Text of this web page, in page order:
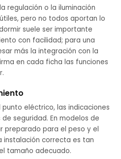
regulación o la iluminación
pero no todos aportan lo
suele ser importante
con facilidad; para una
más la integración con la
en cada ficha las funciones
eléctrico, las indicaciones
seguridad. En modelos de
preparado para el peso y el
instalación correcta es tan
tamaño adecuado.